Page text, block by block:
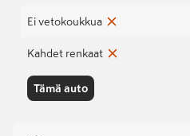
Ei vetokoukkua
Kahdet renkaat
Tämä auto